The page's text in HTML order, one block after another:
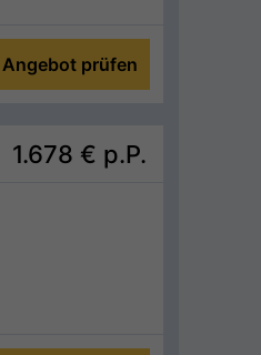
Angebot prüfen
1.678 € p.P.